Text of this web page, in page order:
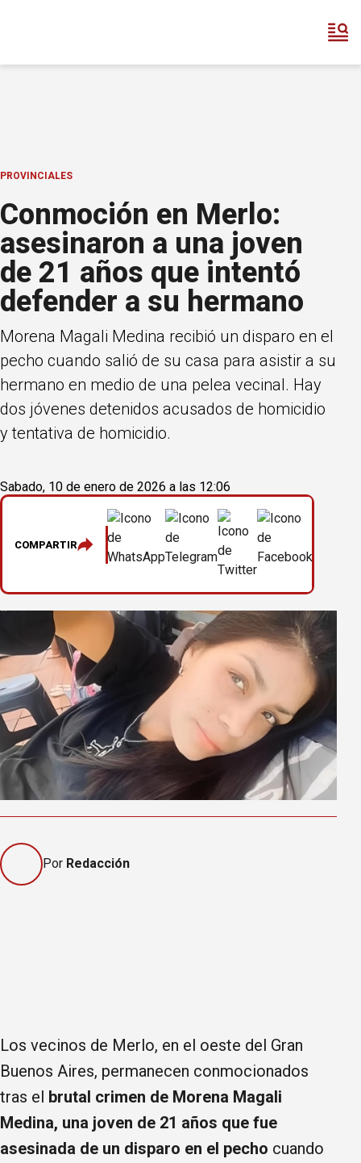
PROVINCIALES
Conmoción en Merlo:
asesinaron a una joven
de 21 años que intentó
defender a su hermano
Morena Magali Medina recibió un disparo en el
pecho cuando salió de su casa para asistir a su
hermano en medio de una pelea vecinal. Hay
dos jóvenes detenidos acusados de homicidio
y tentativa de homicidio.
Sabado, 10 de enero de 2026 a las 12:06
COMPARTIR
Por Redacción
Los vecinos de Merlo, en el oeste del Gran
Buenos Aires, permanecen conmocionados
tras el brutal crimen de Morena Magali
Medina, una joven de 21 años que fue
asesinada de un disparo en el pecho cuando